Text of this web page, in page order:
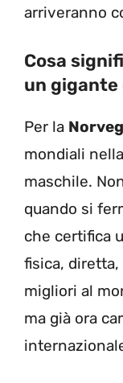
arriveranno
Cosa
un
Per la
mondiali
maschile.
quando si
che certifica
fisica,
migliori al
ma già ora